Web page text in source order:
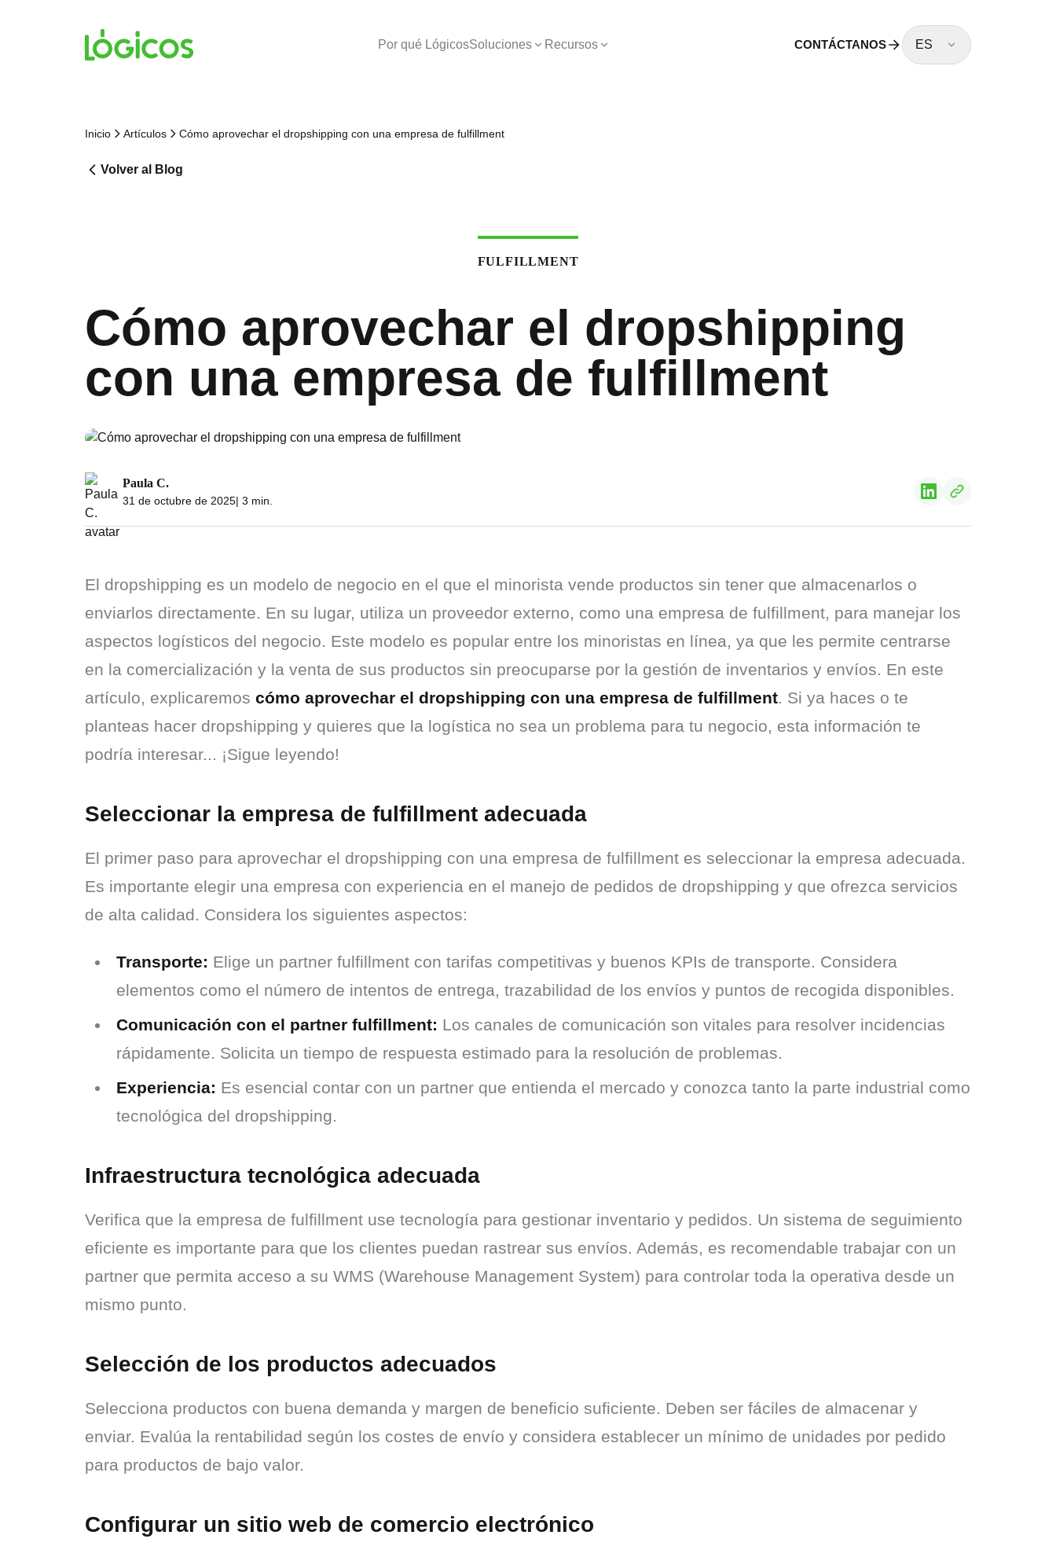
Por qué LógicosSoluciones Recursos CONTÁCTANOS ES
Inicio Artículos Cómo aprovechar el dropshipping con una empresa de fulfillment
Volver al Blog
FULFILLMENT
Cómo aprovechar el dropshipping
con una empresa de fulfillment
Paula C.
31 de octubre de 2025| 3 min.
El dropshipping es un modelo de negocio en el que el minorista vende productos sin tener que almacenarlos o
enviarlos directamente. En su lugar, utiliza un proveedor externo, como una empresa de fulfillment, para manejar los
aspectos logísticos del negocio. Este modelo es popular entre los minoristas en línea, ya que les permite centrarse
en la comercialización y la venta de sus productos sin preocuparse por la gestión de inventarios y envíos. En este
artículo, explicaremos cómo aprovechar el dropshipping con una empresa de fulfillment. Si ya haces o te
planteas hacer dropshipping y quieres que la logística no sea un problema para tu negocio, esta información te
podría interesar... ¡Sigue leyendo!
Seleccionar la empresa de fulfillment adecuada
El primer paso para aprovechar el dropshipping con una empresa de fulfillment es seleccionar la empresa adecuada.
Es importante elegir una empresa con experiencia en el manejo de pedidos de dropshipping y que ofrezca servicios
de alta calidad. Considera los siguientes aspectos:
Transporte: Elige un partner fulfillment con tarifas competitivas y buenos KPIs de transporte. Considera
elementos como el número de intentos de entrega, trazabilidad de los envíos y puntos de recogida disponibles.
Comunicación con el partner fulfillment: Los canales de comunicación son vitales para resolver incidencias
rápidamente. Solicita un tiempo de respuesta estimado para la resolución de problemas.
Experiencia: Es esencial contar con un partner que entienda el mercado y conozca tanto la parte industrial como
tecnológica del dropshipping.
Infraestructura tecnológica adecuada
Verifica que la empresa de fulfillment use tecnología para gestionar inventario y pedidos. Un sistema de seguimiento
eficiente es importante para que los clientes puedan rastrear sus envíos. Además, es recomendable trabajar con un
partner que permita acceso a su WMS (Warehouse Management System) para controlar toda la operativa desde un
mismo punto.
Selección de los productos adecuados
Selecciona productos con buena demanda y margen de beneficio suficiente. Deben ser fáciles de almacenar y
enviar. Evalúa la rentabilidad según los costes de envío y considera establecer un mínimo de unidades por pedido
para productos de bajo valor.
Configurar un sitio web de comercio electrónico